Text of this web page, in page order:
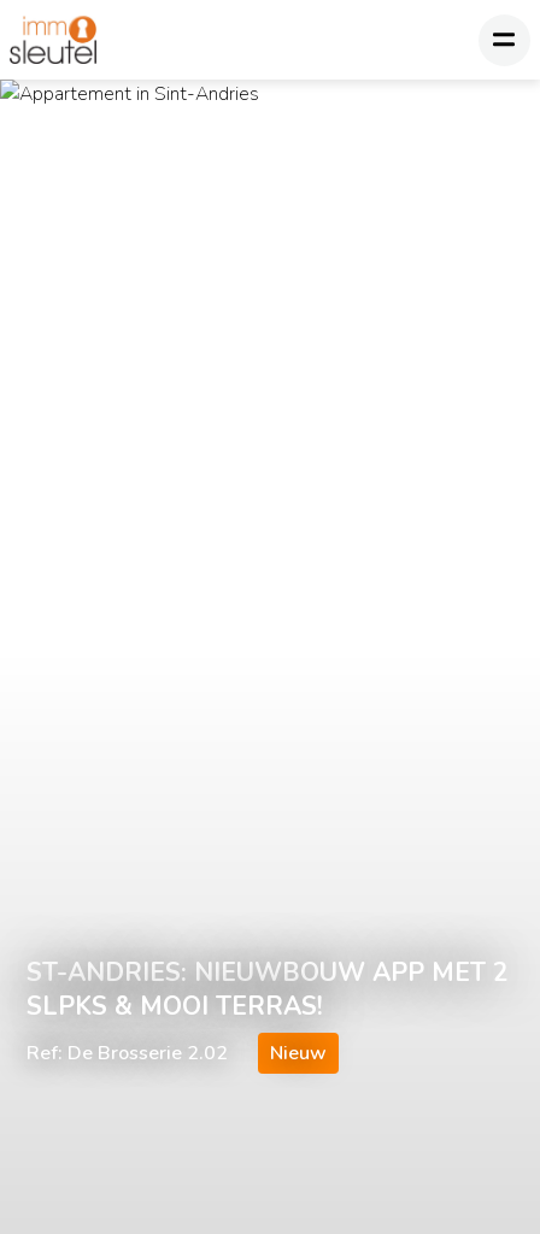
ST-ANDRIES: NIEUWBOUW APP MET 2
SLPKS & MOOI TERRAS!
Ref: De Brosserie 2.02 Nieuw